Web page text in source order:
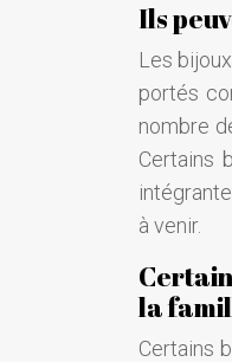
Ils
Les
portés
nombre
Certains
à venir.
la
Certains